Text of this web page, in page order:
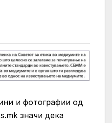
и фотографии од
значи дека